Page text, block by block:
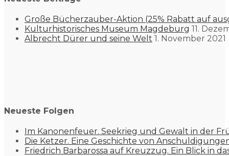
Große Bücherzauber-Aktion (25% Rabatt auf
Kulturhistorisches Museum Magdeburg 11.
Albrecht Dürer und seine Welt 1. November 2021
Neueste Folgen
Im Kanonenfeuer. Seekrieg und Gewalt in der
Die Ketzer. Eine Geschichte von
Friedrich Barbarossa auf Kreuzzug. Ein Blick in